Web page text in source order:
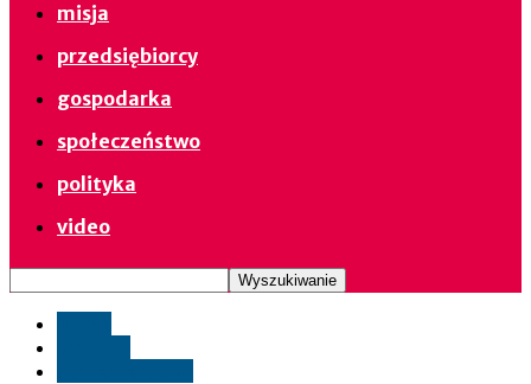
misja
przedsiębiorcy
gospodarka
społeczeństwo
polityka
video